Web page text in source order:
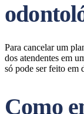
Para cancelar um
dos atendentes em
só pode ser feito em
Como